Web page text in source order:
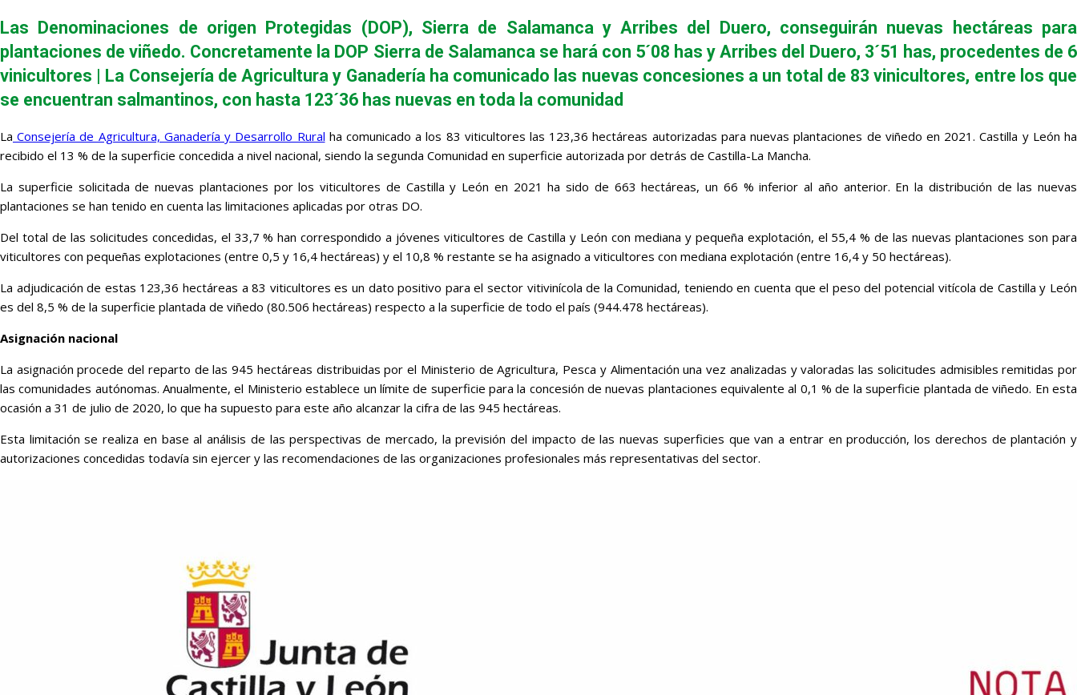
Las Denominaciones de origen Protegidas (DOP), Sierra de Salamanca y Arribes del Duero, conseguirán nuevas hectáreas para
plantaciones de viñedo. Concretamente la DOP Sierra de Salamanca se hará con 5´08 has y Arribes del Duero, 3´51 has, procedentes de 6
vinicultores | La Consejería de Agricultura y Ganadería ha comunicado las nuevas concesiones a un total de 83 vinicultores, entre los que
se encuentran salmantinos, con hasta 123´36 has nuevas en toda la comunidad
La Consejería de Agricultura, Ganadería y Desarrollo Rural ha comunicado a los 83 viticultores las 123,36 hectáreas autorizadas para nuevas plantaciones de viñedo en 2021. Castilla y León ha
recibido el 13 % de la superficie concedida a nivel nacional, siendo la segunda Comunidad en superficie autorizada por detrás de Castilla-La Mancha.
La superficie solicitada de nuevas plantaciones por los viticultores de Castilla y León en 2021 ha sido de 663 hectáreas, un 66 % inferior al año anterior. En la distribución de las nuevas
plantaciones se han tenido en cuenta las limitaciones aplicadas por otras DO.
Del total de las solicitudes concedidas, el 33,7 % han correspondido a jóvenes viticultores de Castilla y León con mediana y pequeña explotación, el 55,4 % de las nuevas plantaciones son para
viticultores con pequeñas explotaciones (entre 0,5 y 16,4 hectáreas) y el 10,8 % restante se ha asignado a viticultores con mediana explotación (entre 16,4 y 50 hectáreas).
La adjudicación de estas 123,36 hectáreas a 83 viticultores es un dato positivo para el sector vitivinícola de la Comunidad, teniendo en cuenta que el peso del potencial vitícola de Castilla y León
es del 8,5 % de la superficie plantada de viñedo (80.506 hectáreas) respecto a la superficie de todo el país (944.478 hectáreas).
Asignación nacional
La asignación procede del reparto de las 945 hectáreas distribuidas por el Ministerio de Agricultura, Pesca y Alimentación una vez analizadas y valoradas las solicitudes admisibles remitidas por
las comunidades autónomas. Anualmente, el Ministerio establece un límite de superficie para la concesión de nuevas plantaciones equivalente al 0,1 % de la superficie plantada de viñedo. En esta
ocasión a 31 de julio de 2020, lo que ha supuesto para este año alcanzar la cifra de las 945 hectáreas.
Esta limitación se realiza en base al análisis de las perspectivas de mercado, la previsión del impacto de las nuevas superficies que van a entrar en producción, los derechos de plantación y
autorizaciones concedidas todavía sin ejercer y las recomendaciones de las organizaciones profesionales más representativas del sector.